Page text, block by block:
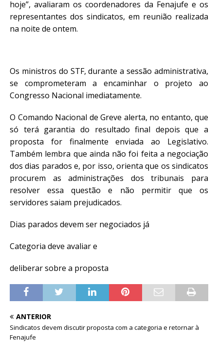
hoje”, avaliaram os coordenadores da Fenajufe e os
representantes dos sindicatos, em reunião realizada
na noite de ontem.
Os ministros do STF, durante a sessão administrativa,
se comprometeram a encaminhar o projeto ao
Congresso Nacional imediatamente.
O Comando Nacional de Greve alerta, no entanto, que
só terá garantia do resultado final depois que a
proposta for finalmente enviada ao Legislativo.
Também lembra que ainda não foi feita a negociação
dos dias parados e, por isso, orienta que os sindicatos
procurem as administrações dos tribunais para
resolver essa questão e não permitir que os
servidores saiam prejudicados.
Dias parados devem ser negociados já
Categoria deve avaliar e
deliberar sobre a proposta
ANTERIOR
Sindicatos devem discutir proposta com a categoria e retornar à
Fenajufe